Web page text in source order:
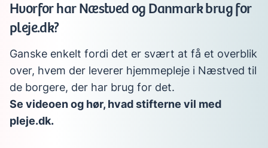
Hvorfor har Næstved og Danmark brug for
pleje.dk?
Ganske enkelt fordi det er svært at få et overblik
over, hvem der leverer hjemmepleje i Næstved til
de borgere, der har brug for det.
Se videoen og hør, hvad stifterne vil med
pleje.dk.